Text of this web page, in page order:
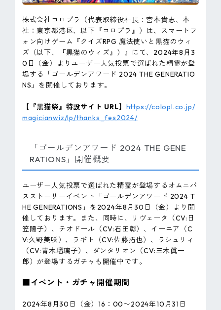
株式会社コロプラ（代表取締役社長：宮本貴志、本
社：東京都港区、以下『コロプラ』）は、スマートフ
ォン向けゲーム『クイズRPG 魔法使いと黒猫のウィ
ズ（以下、『黒猫のウィズ』）』にて、2024年8月3
0日（金）よりユーザー人気投票で選ばれた精霊が登
場する「ゴールデンアワード 2024 THE GENERATIO
NS」を開催しております。
【『黒猫祭』特設サイト URL】 https://colopl.co.jp/
magicianwiz/lp/thanks_fes2024/
「ゴールデンアワード 2024 THE GENE
RATIONS」開催概要
ユーザー人気投票で選ばれた精霊が登場するオムニバ
スストーリーイベント「ゴールデンアワード 2024 T
HE GENERATIONS」を2024年8月30日（金）より開
催しております。また、同時に、リヴェータ（CV:日
笠陽子）、テオドール（CV:石田彰）、イーニア（C
V:久野美咲）、ラギト（CV:佐藤拓也）、ラシュリィ
（CV:青木瑠璃子）、ダンタリオン（CV:三木眞一
郎）が登場するガチャも開催中です。
■イベント・ガチャ開催期間
2024年8月30日（金）16：00〜2024年10月31日